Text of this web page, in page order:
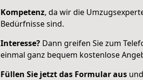
Kompetenz, da wir die
Bedürfnisse sind.
Interesse? Dann greifen Sie zum
einmal ganz bequem kostenlose
Füllen Sie jetzt das Formular aus